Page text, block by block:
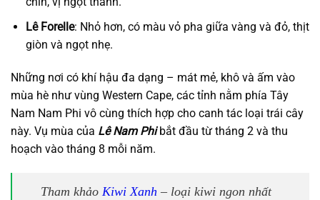
Lê Forelle: Nhỏ hơn, có màu vỏ pha giữa vàng và đỏ, thịt
giòn và ngọt nhẹ.
Những nơi có khí hậu đa dạng – mát mẻ, khô và ấm vào
mùa hè như vùng Western Cape, các tỉnh nằm phía Tây
Nam Nam Phi vô cùng thích hợp cho canh tác loại trái cây
này. Vụ mùa của Lê Nam Phibắt đầu từ tháng 2 và thu
hoạch vào tháng 8 mỗi năm.
Tham khảo Kiwi Xanh – loại kiwi ngon nhất